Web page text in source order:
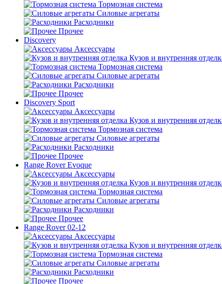
Тормозная система
Силовые агрегаты
Расходники
Прочее
Discovery
Аксессуары
Кузов и внутренняя
Тормозная система
Силовые агрегаты
Расходники
Прочее
Discovery Sport
Аксессуары
Кузов и внутренняя
Тормозная система
Силовые агрегаты
Расходники
Прочее
Range Rover Evoque
Аксессуары
Кузов и внутренняя
Тормозная система
Силовые агрегаты
Расходники
Прочее
Range Rover 02-12
Аксессуары
Кузов и внутренняя
Тормозная система
Силовые агрегаты
Расходники
Прочее